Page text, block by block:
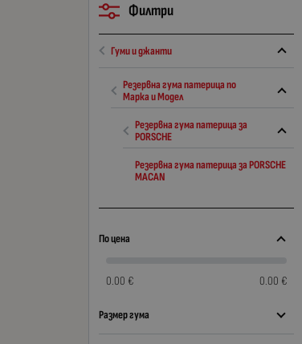
Филтри
Гуми и джанти
Резервна гума патерица по
Марка и Модел
Резервна гума патерица за
PORSCHE
Резервна гума патерица за PORSCHE
MACAN
По цена
0.00 € 0.00 €
Размер гума